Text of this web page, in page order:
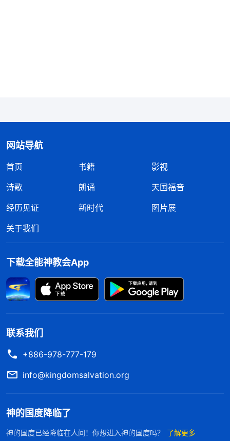
以，在开始扎根基的时候得多读神的话，把末世神作
审判工作发表的这些真理都好好揣摩揣摩，你从神的
话中揣摩明白一些真理了，撒但的谣言就动摇不了你
条？你如果能总结出五十条、一百条，那你对基督就
神道成肉身在中国显现作工以来，一直遭到中共
执政党的疯狂追捕、迫害，大红龙编造各种谣言亵
渎、定罪基督，还抓捕、迫害信神之人，宗教界各种
我们到底该怎么追求真理达到与基督相合？现在这条
路不是进就是退，没有第三条路可走。你要是追求真
理，摆脱撒但权势，撒但就苦害不了你；你要是不追
求真理，最后还得把你交给撒但，没得着真理最终还
得死，跟外邦人一样。人经历神作工有几条原则。第
网站导航
首页 书籍
影视
诗歌
朗诵
天国福音
经历见证
新时代
图片展
关于我们
下载全能神教会App
联系我们
+886-978-777-179
info@kingdomsalvation.org
神的国度降临了
神的国度已经降临在人间！你想进入神的国度吗？ 了解更多